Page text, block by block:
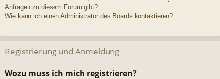
Anfragen zu diesem Forum gibt?
Wie kann ich einen Administrator des Boards kontaktieren?
Registrierung und Anmeldung
Wozu muss ich mich registrieren?